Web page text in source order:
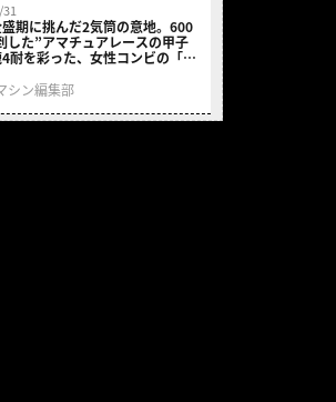
期に挑んだ2気筒の意地。600
した”アマチュアレースの甲子
耐を彩った、女性コンビの「ス
シン編集部